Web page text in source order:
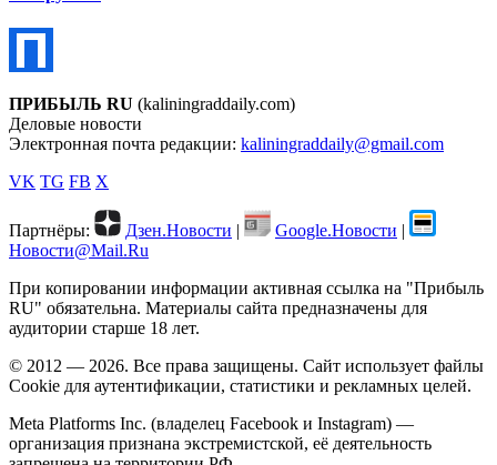
ПРИБЫЛЬ RU (kaliningraddaily.com)
Деловые новости
Электронная почта редакции: kaliningraddaily@gmail.com
VK TG FB X
Партнёры: Дзен.Новости | Google.Новости |
Новости@Mail.Ru
При копировании информации активная ссылка на "Прибыль
RU" обязательна. Материалы сайта предназначены для
аудитории старше 18 лет.
© 2012 — 2026. Все права защищены. Сайт использует файлы
Cookie для аутентификации, статистики и рекламных целей.
Meta Platforms Inc. (владелец Facebook и Instagram) —
организация признана экстремистской, её деятельность